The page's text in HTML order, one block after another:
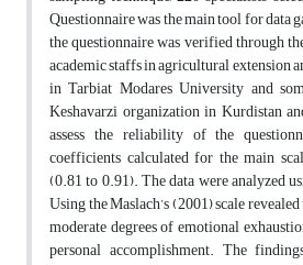
Questionnaire was the main tool for
the questionnaire was verified through
academic staffs in agricultural extension
in Tarbiat Modares University and
Keshavarzi organization in Kurdistan
assess the reliability of the
coefficients calculated for the main
(0.81 to 0.91). The data were analyzed
Using the Maslach’s (2001) scale
moderate degrees of emotional
personal accomplishment. The